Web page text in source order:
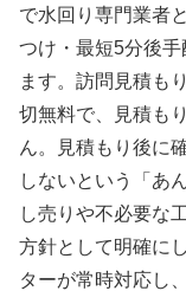
で水回り専門業者
つけ・最短5分後
ます。訪問見積も
切無料で、見積も
ん。見積もり後に
しないという「あ
し売りや不必要な
方針として明確に
ターが常時対応し